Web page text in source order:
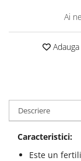
Ai
Adauga
Descriere
Caracteristici:
Este un